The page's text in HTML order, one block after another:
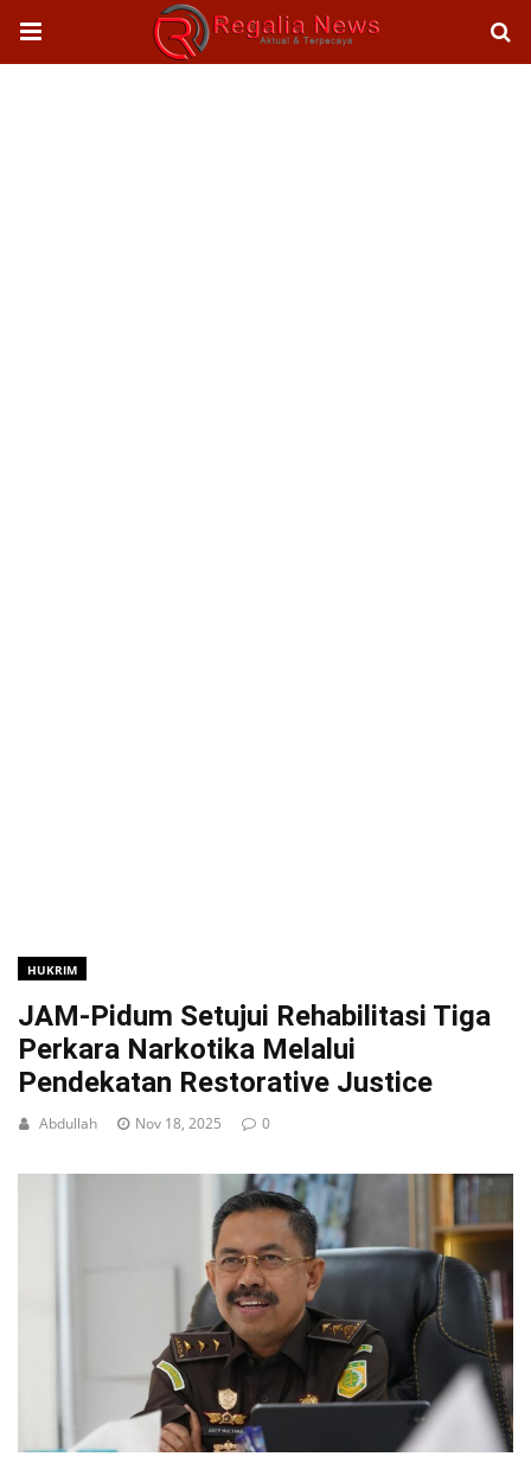
HUKRIM
JAM-Pidum Setujui Rehabilitasi Tiga
Perkara Narkotika Melalui
Pendekatan Restorative Justice
Abdullah Nov 18, 2025 0